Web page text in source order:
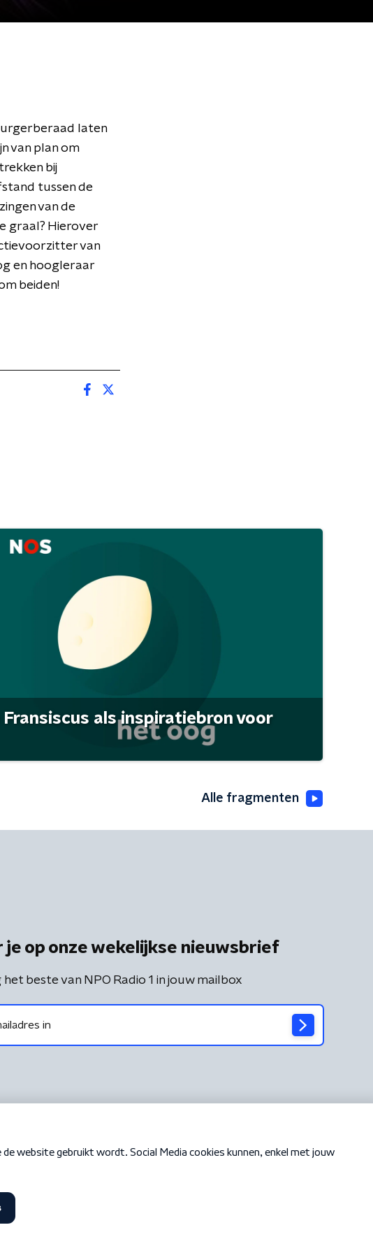
laten
van plan om
bij
tussen de
van de
graal? Hierover
van
en hoogleraar
beiden!
Fransiscus als inspiratiebron voor
Alle fragmenten
je op onze wekelijkse nieuwsbrief
beste van NPO Radio 1 in jouw mailbox